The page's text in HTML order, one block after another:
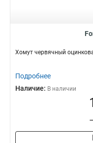
Хомут червячный
Подробнее
Наличие: В наличии